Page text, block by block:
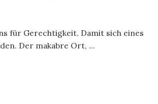
für Gerechtigkeit. Damit sich eines
Der makabre Ort, ...